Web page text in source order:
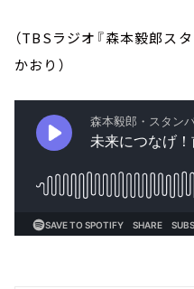
（TBSラジオ『森本毅郎ス
かおり）